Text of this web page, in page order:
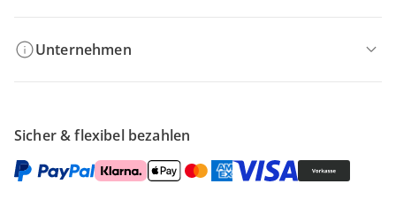
Unternehmen
Sicher & flexibel bezahlen